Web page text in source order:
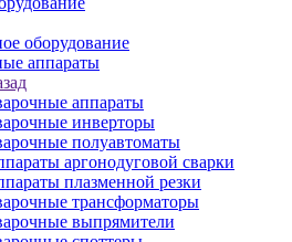
оборудование
аппараты
аппараты
инверторы
полуавтоматы
аргонодуговой сварки
плазменной резки
трансформаторы
выпрямители